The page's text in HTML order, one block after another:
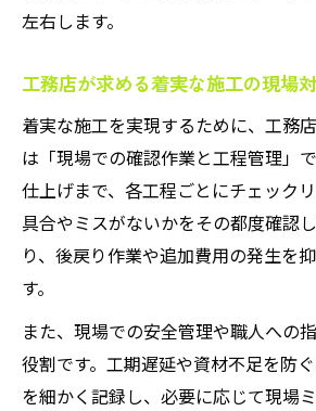
左右します。
工務店が求める着実な施工の現場
着実な施工を実現するために、工務
は「現場での確認作業と工程管理」
仕上げまで、各工程ごとにチェック
具合やミスがないかをその都度確認
り、後戻り作業や追加費用の発生を
す。
また、現場での安全管理や職人への
役割です。工期遅延や資材不足を防
を細かく記録し、必要に応じて現場